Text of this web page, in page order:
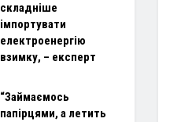
складніше
імпортувати
електроенергію
взимку, – експерт
“Займаємось
папірцями, а летить